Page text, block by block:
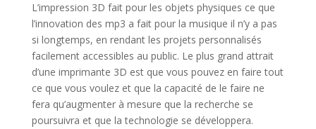
L’impression 3D fait pour les objets physiques ce que
l’innovation des mp3 a fait pour la musique il n’y a pas
si longtemps, en rendant les projets personnalisés
facilement accessibles au public. Le plus grand attrait
d’une imprimante 3D est que vous pouvez en faire tout
ce que vous voulez et que la capacité de le faire ne
fera qu’augmenter à mesure que la recherche se
poursuivra et que la technologie se développera.